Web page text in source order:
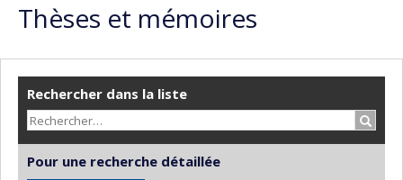
Thèses et mémoires
Rechercher dans la liste
Pour une recherche détaillée